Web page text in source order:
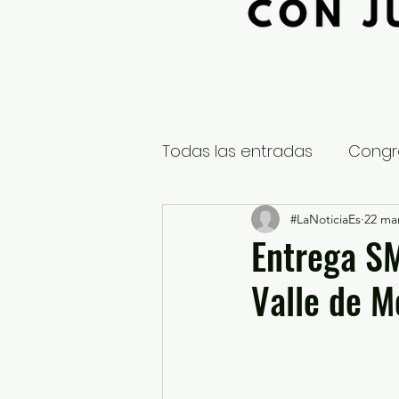
Todas las entradas
Nacional
Educación y Cultura
Entrega
Valle de
#LaNoticiaEs 22